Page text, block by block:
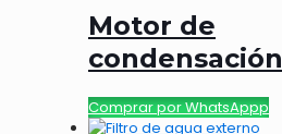
Motor de
condensación
Comprar por WhatsAppp